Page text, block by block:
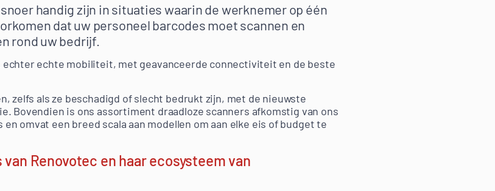
handig zijn in situaties waarin de werknemer op één
dat uw personeel barcodes moet scannen en
rond uw bedrijf.
echter echte mobiliteit, met geavanceerde connectiviteit en de beste
zelfs als ze beschadigd of slecht bedrukt zijn, met de nieuwste
Bovendien is ons assortiment draadloze scanners afkomstig van ons
omvat een breed scala aan modellen om aan elke eis of budget te
Renovotec en haar ecosysteem van